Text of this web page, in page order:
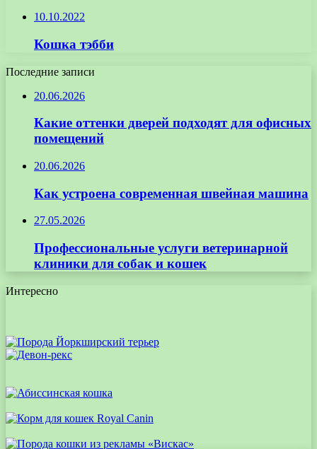
10.10.2022
Кошка тэбби
Последние записи
20.06.2026
Какие оттенки дверей подходят для офисных
помещений
20.06.2026
Как устроена современная швейная машина
27.05.2026
Профессиональные услуги ветеринарной
клиники для собак и кошек
Интересно